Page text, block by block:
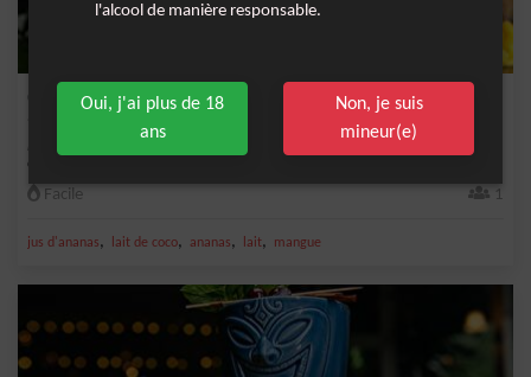
Cocktail tropical sans alcool
cocktail raf...
Facile 1
jus d'ananas, lait de coco, ananas, lait, mangue
l'alcool de manière responsable.
Oui, j'ai plus de 18
ans
Non, je suis
mineur(e)